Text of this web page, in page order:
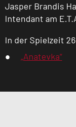
Jasper Brandis
Intendant am
In der Spielzeit
„Anatevka“